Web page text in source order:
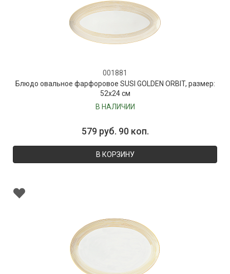
001881
Блюдо овальное фарфоровое SUSI GOLDEN ORBIT, размер:
52х24 см
В НАЛИЧИИ
579 руб. 90 коп.
В КОРЗИНУ